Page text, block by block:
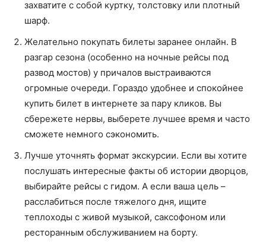
захватите с собой куртку, толстовку или плотный
шарф.
Желательно покупать билеты заранее онлайн. В
разгар сезона (особенно на ночные рейсы под
развод мостов) у причалов выстраиваются
огромные очереди. Гораздо удобнее и спокойнее
купить билет в интернете за пару кликов. Вы
сбережете нервы, выберете лучшее время и часто
сможете немного сэкономить.
Лучше уточнять формат экскурсии. Если вы хотите
послушать интересные факты об истории дворцов,
выбирайте рейсы с гидом. А если ваша цель –
расслабиться после тяжелого дня, ищите
теплоходы с живой музыкой, саксофоном или
ресторанным обслуживанием на борту.